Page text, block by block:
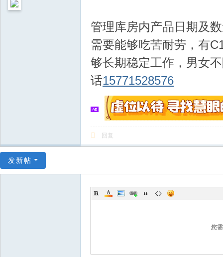
管理库房内产品日期及
需要能够吃苦耐劳，有
够长期稳定工作，男女
话15771528576
回复
发新帖
您